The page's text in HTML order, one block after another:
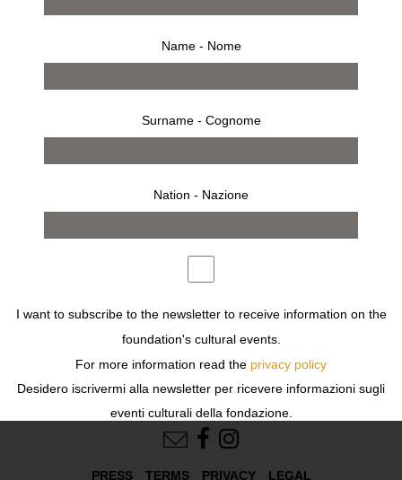
FOLLOW US
PRESS TERMS PRIVACY LEGAL
Name - Nome
Surname - Cognome
Nation - Nazione
I want to subscribe to the newsletter to receive information on the
foundation's cultural events.
For more information read the privacy policy
Desidero iscrivermi alla newsletter per ricevere informazioni sugli
eventi culturali della fondazione.
Per ulteriori informazioni leggi